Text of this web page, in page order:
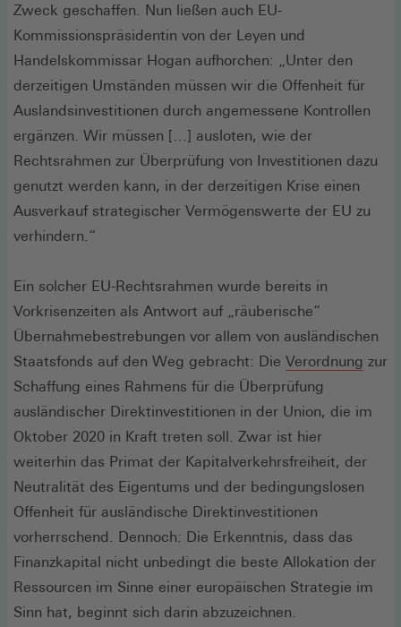
neuen
Fenster)
Zweck geschaffen. Nun ließen auch EU-
Kommissionspräsidentin von der Leyen und
Handelskommissar Hogan aufhorchen: „Unter den
derzeitigen Umständen müssen wir die Offenheit für
Auslandsinvestitionen durch angemessene Kontrollen
ergänzen. Wir müssen […] ausloten, wie der
Rechtsrahmen zur Überprüfung von Investitionen dazu
genutzt werden kann, in der derzeitigen Krise einen
Ausverkauf strategischer Vermögenswerte der EU zu
verhindern.“
Ein solcher EU-Rechtsrahmen wurde bereits in
Vorkrisenzeiten als Antwort auf „räuberische“
Übernahmebestrebungen vor allem von ausländischen
Staatsfonds auf den Weg gebracht: Die Verordnung zur
Schaffung eines Rahmens für die Überprüfung
ausländischer Direktinvestitionen in der Union, die im
Oktober 2020 in Kraft treten soll. Zwar ist hier
weiterhin das Primat der Kapitalverkehrsfreiheit, der
Neutralität des Eigentums und der bedingungslosen
Offenheit für ausländische Direktinvestitionen
vorherrschend. Dennoch: Die Erkenntnis, dass das
Finanzkapital nicht unbedingt die beste Allokation der
Ressourcen im Sinne einer europäischen Strategie im
Sinn hat, beginnt sich darin abzuzeichnen.